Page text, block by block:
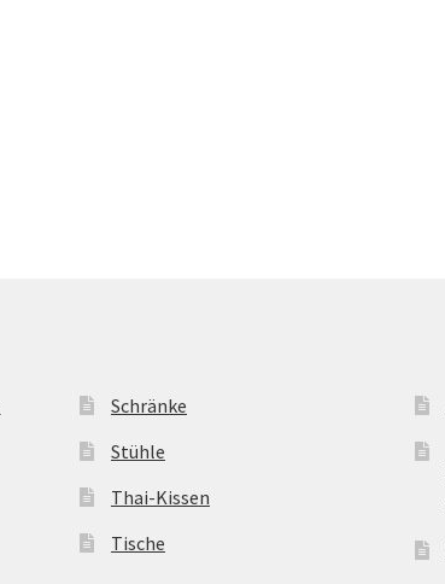
Schränke
Stühle
Thai-Kissen
Tische